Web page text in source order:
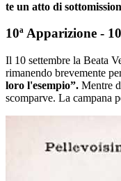
te un atto di
10ª Apparizione -
Il 10 settembre la Beata
rimanendo brevemente
loro l'esempio”. Mentre
scomparve. La campana